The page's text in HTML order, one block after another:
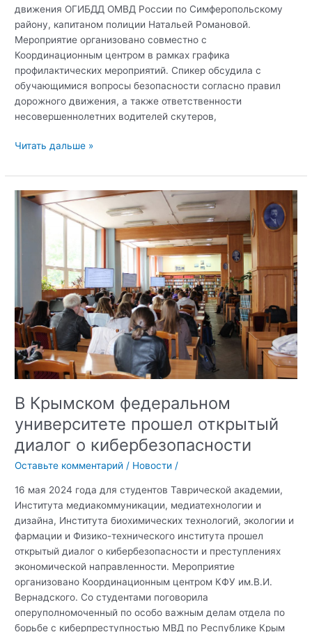
движения ОГИБДД ОМВД России по Симферопольскому
району, капитаном полиции Натальей Романовой.
Мероприятие организовано совместно с
Координационным центром в рамках графика
профилактических мероприятий. Спикер обсудила с
обучающимися вопросы безопасности согласно правил
дорожного движения, а также ответственности
несовершеннолетних водителей скутеров,
В
агропромышленном
колледже
прошел
ответственности
несовершеннолетних
водителей
Читать дальше »
В Крымском федеральном
университете прошел открытый
диалог о кибербезопасности
Оставьте комментарий / Новости /
16 мая 2024 года для студентов Таврической академии,
Института медиакоммуникации, медиатехнологии и
дизайна, Института биохимических технологий, экологии и
фармации и Физико-технического института прошел
открытый диалог о кибербезопасности и преступлениях
экономической направленности. Мероприятие
организовано Координационным центром КФУ им.В.И.
Вернадского. Со студентами поговорила
оперуполномоченный по особо важным делам отдела по
борьбе с киберпреступностью МВД по Республике Крым